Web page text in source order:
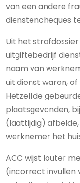
van een andere
dienstencheques
Uit het
uitgiftebedrijf
naam van
uit dienst waren, of
Hetzelfde
plaatsgevonden,
(laattijdig) afbelde,
werknemer het
ACC wijst louter
(incorrect invullen